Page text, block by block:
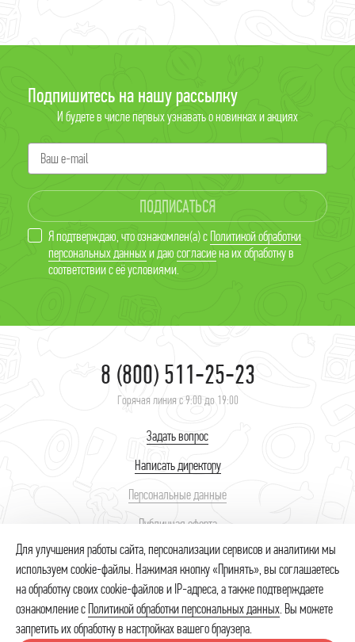
Подпишитесь на нашу рассылку
И будете в числе первых узнавать о новинках и акциях
ПОДПИСАТЬСЯ
Я подтверждаю, что ознакомлен(а) с Политикой обработки
персональных данныхи даю согласиена их обработку в
соответствии с её условиями.
8 (800) 511-25-23
Горячая линия с 9:00 до 19:00
Задать вопрос
Написать директору
Персональные данные
Публичная оферта
© 2026 ИП Неупокоев Сергей Сергеевич – интернет-магазин продуктов.
Использование товарных знаков № 418512, 446839 осуществляется на
основании лицензионного договора. Незаконное использование товарного
знака влечет за собой гражданскую, административную и уголовную
ответственность (ст.1515 ГК РФ, ст.14.10. КоАП РФ, ст.180 УК РФ)
Для улучшения работы сайта, персонализации сервисов и аналитики мы
используем cookie-файлы. Нажимая кнопку «Принять», вы соглашаетесь
на обработку своих cookie-файлов и IP-адреса, а также подтверждаете
ознакомление с Политикой обработки персональных данных. Вы можете
запретить их обработку в настройках вашего браузера.